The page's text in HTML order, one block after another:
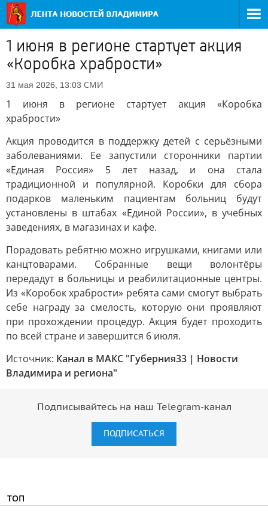
1 июня в регионе стартует акция
«Коробка храбрости»
31 мая 2026, 13:03 СМИ
1 июня в регионе стартует акция «Коробка
храбрости»
Акция проводится в поддержку детей с серьёзными
заболеваниями. Ее запустили сторонники партии
«Единая Россия» 5 лет назад, и она стала
традиционной и популярной. Коробки для сбора
подарков маленьким пациентам больниц будут
установлены в штабах «Единой России», в учебных
заведениях, в магазинах и кафе.
Порадовать ребятню можно игрушками, книгами или
канцтоварами. Собранные вещи волонтёры
передадут в больницы и реабилитационные центры.
Из «Коробок храбрости» ребята сами смогут выбрать
себе награду за смелость, которую они проявляют
при прохождении процедур. Акция будет проходить
по всей стране и завершится 6 июля.
Источник: Канал в МАКС "Губерния33 | Новости
Владимира и региона"
Подписывайтесь на наш Telegram-канал
ПОДПИСАТЬСЯ
ТОП